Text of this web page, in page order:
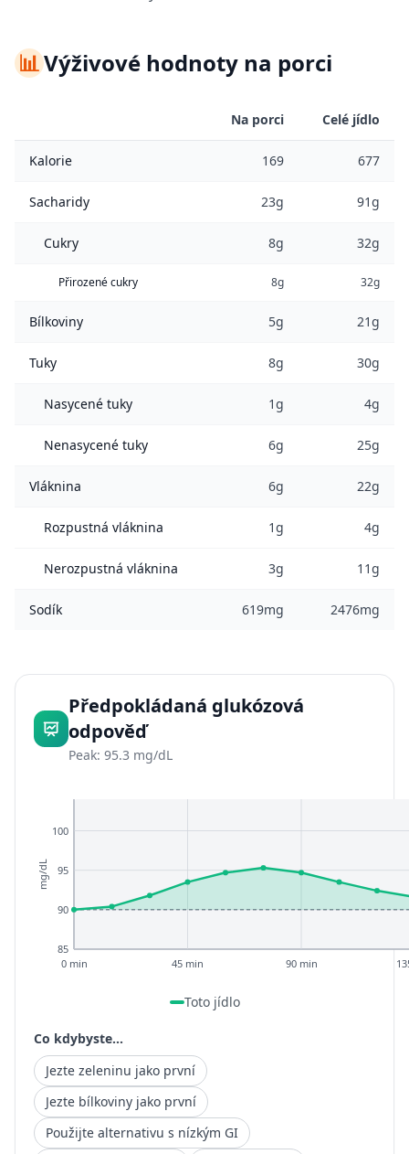
📊Výživové hodnoty na porci
Na porci Celé jídlo
Kalorie 169 677
Sacharidy 23g 91g
Cukry 8g 32g
Přirozené cukry 8g 32g
Bílkoviny 5g 21g
Tuky 8g 30g
Nasycené tuky 1g 4g
Nenasycené tuky 6g 25g
Vláknina 6g 22g
Rozpustná vláknina 1g 4g
Nerozpustná vláknina 3g 11g
Sodík 619mg 2476mg
Předpokládaná glukózová
odpověď
Peak: 95.3 mg/dL
85
90
95
100
0 min 45 min 90 min
mg/dL
Toto jídlo
Co kdybyste...
Jezte zeleninu jako první
Jezte bílkoviny jako první
Použijte alternativu s nízkým GI